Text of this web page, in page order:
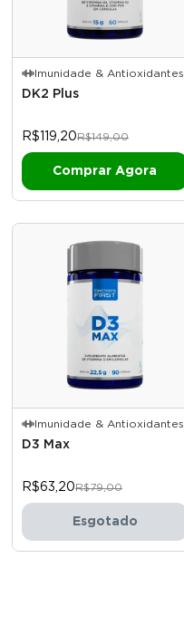
Imunidade & Antioxidantes
DK2 Plus
R$119,20R$149,00
Imunidade & Antioxidantes
D3 Max
R$63,20R$79,00
Esgotado